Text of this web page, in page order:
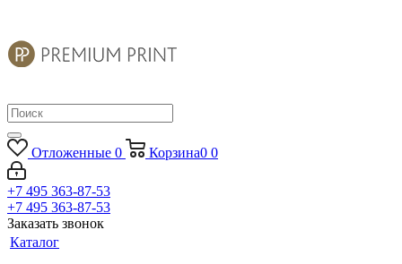
Отложенные 0 Корзина0 0
+7 495 363-87-53
+7 495 363-87-53
Заказать звонок
Каталог